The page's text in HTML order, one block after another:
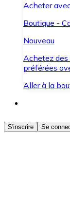
Acheter
Boutique -
Nouveau
Achetez des
préférées
Aller à la
Acheter des
Achetez
S'inscrire Se